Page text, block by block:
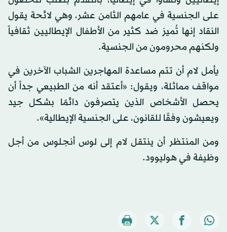
على الجنسية في عامهم الثامن عشر، وهي لائحة يقول
النقاد إنها تُميز ضد كثير من الأطفال الإيطاليين ثقافياً
ولكنهم محرومون من الجنسية.
يأمل لام أن تتم مساعدة المهاجرين الشباب الآخرين في
مواقف مماثلة، ويقول: «أعتقد أنه من الطبيعي جداً أن
يحصل الأشخاص الذين يتصرفون دائمًا بشكل جيد
ويعيشون وفقًا للقانون، على الجنسية الإيطالية».
ومن المنتظر أن ينتقل لام إلى لوس أنجلوس من أجل
وظيفة في هوليوود.